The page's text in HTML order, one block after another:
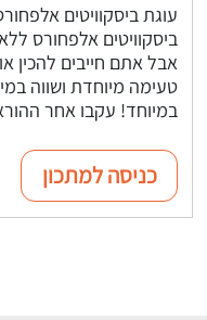
עוגת ביסקוויטים
ביסקוויטים אלפחורס
אבל אתם חייבים להכין
טעימה מיוחדת ושווה
במיוחד! עקבו אחר
כניסה למתכון